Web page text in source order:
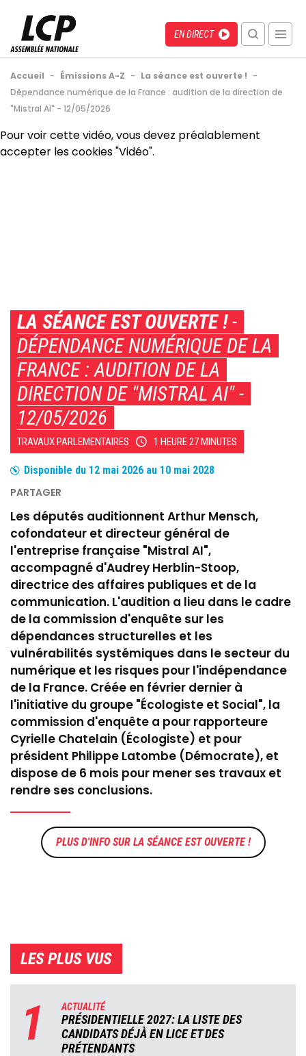
contenu
principal
Menu
recherche
mobile
Direct
EN DIRECT
Fil
d'Ariane
Accueil - Émissions A-Z - La séance est ouverte ! -
Dépendance numérique de la France : audition de la direction de
"Mistral AI" - 12/05/2026
Back
to
Pour voir cette vidéo, vous devez préalablement
accepter les cookies "Vidéo".
LA SÉANCE EST OUVERTE !-
DÉPENDANCE NUMÉRIQUE DE LA
FRANCE : AUDITION DE LA
DIRECTION DE "MISTRAL AI" -
12/05/2026
TRAVAUX PARLEMENTAIRES 1 HEURE 27 MINUTES
Disponible du 12 mai 2026 au 10 mai 2028
Les députés auditionnent Arthur Mensch,
cofondateur et directeur général de
l'entreprise française "Mistral AI",
accompagné d'Audrey Herblin-Stoop,
directrice des affaires publiques et de la
communication. L'audition a lieu dans le cadre
de la commission d'enquête sur les
dépendances structurelles et les
vulnérabilités systémiques dans le secteur du
numérique et les risques pour l'indépendance
de la France. Créée en février dernier à
l'initiative du groupe "Écologiste et Social", la
commission d'enquête a pour rapporteure
Cyrielle Chatelain (Écologiste) et pour
président Philippe Latombe (Démocrate), et
dispose de 6 mois pour mener ses travaux et
rendre ses conclusions.
LA SÉANCE EST OUVERTE !
LES PLUS VUS
1 ACTUALITÉ
PRÉSIDENTIELLE 2027: LA LISTE DES
CANDIDATS DÉJÀ EN LICE ET DES
PRÉTENDANTS